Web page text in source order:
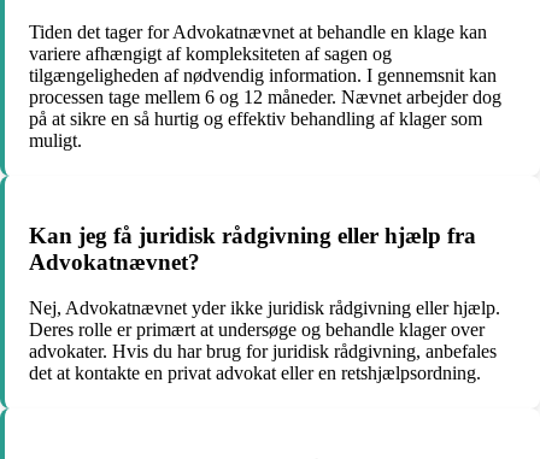
Tiden det tager for Advokatnævnet at behandle en klage kan
variere afhængigt af kompleksiteten af sagen og
tilgængeligheden af nødvendig information. I gennemsnit kan
processen tage mellem 6 og 12 måneder. Nævnet arbejder dog
på at sikre en så hurtig og effektiv behandling af klager som
muligt.
Kan jeg få juridisk rådgivning eller hjælp fra
Advokatnævnet?
Nej, Advokatnævnet yder ikke juridisk rådgivning eller hjælp.
Deres rolle er primært at undersøge og behandle klager over
advokater. Hvis du har brug for juridisk rådgivning, anbefales
det at kontakte en privat advokat eller en retshjælpsordning.